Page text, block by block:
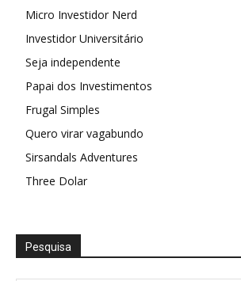
Micro Investidor Nerd
Investidor Universitário
Seja independente
Papai dos Investimentos
Frugal Simples
Quero virar vagabundo
Sirsandals Adventures
Three Dolar
Pesquisa